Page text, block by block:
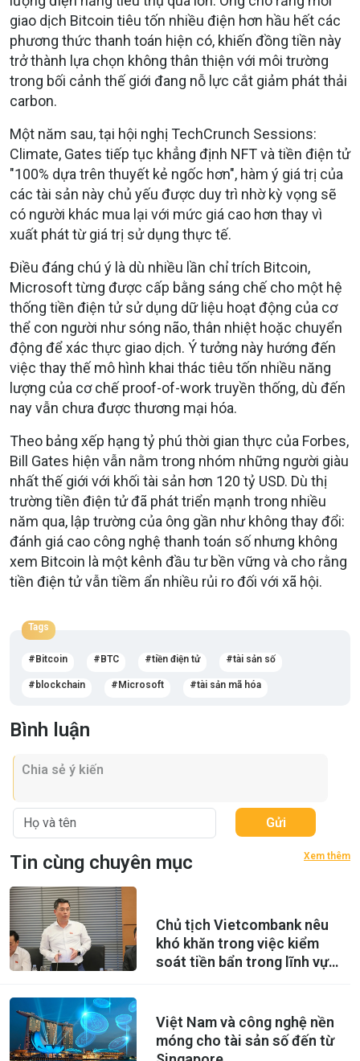
giao dịch Bitcoin tiêu tốn nhiều điện hơn hầu hết các
phương thức thanh toán hiện có, khiến đồng tiền này
trở thành lựa chọn không thân thiện với môi trường
trong bối cảnh thế giới đang nỗ lực cắt giảm phát thải
carbon.
Một năm sau, tại hội nghị TechCrunch Sessions:
Climate, Gates tiếp tục khẳng định NFT và tiền điện tử
"100% dựa trên thuyết kẻ ngốc hơn", hàm ý giá trị của
các tài sản này chủ yếu được duy trì nhờ kỳ vọng sẽ
có người khác mua lại với mức giá cao hơn thay vì
xuất phát từ giá trị sử dụng thực tế.
Điều đáng chú ý là dù nhiều lần chỉ trích Bitcoin,
Microsoft từng được cấp bằng sáng chế cho một hệ
thống tiền điện tử sử dụng dữ liệu hoạt động của cơ
thể con người như sóng não, thân nhiệt hoặc chuyển
động để xác thực giao dịch. Ý tưởng này hướng đến
việc thay thế mô hình khai thác tiêu tốn nhiều năng
lượng của cơ chế proof-of-work truyền thống, dù đến
nay vẫn chưa được thương mại hóa.
Theo bảng xếp hạng tỷ phú thời gian thực của Forbes,
Bill Gates hiện vẫn nằm trong nhóm những người giàu
nhất thế giới với khối tài sản hơn 120 tỷ USD. Dù thị
trường tiền điện tử đã phát triển mạnh trong nhiều
năm qua, lập trường của ông gần như không thay đổi:
đánh giá cao công nghệ thanh toán số nhưng không
xem Bitcoin là một kênh đầu tư bền vững và cho rằng
tiền điện tử vẫn tiềm ẩn nhiều rủi ro đối với xã hội.
Tags
Bitcoin BTC tiền điện tử tài sản số
blockchain Microsoft tài sản mã hóa
Bình luận
Gửi
Tin cùng chuyên mục Xem thêm
Chủ tịch Vietcombank nêu
khó khăn trong việc kiểm
soát tiền bẩn trong lĩnh vực
Việt Nam và công nghệ nền
móng cho tài sản số đến từ